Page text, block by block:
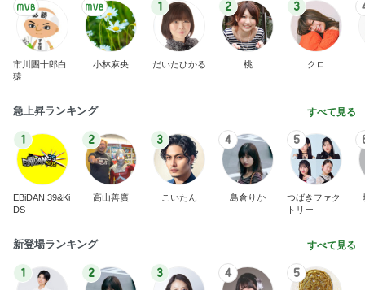
市川團十郎白
猿
小林麻央
1
だいたひかる
2
桃
3
クロ
急上昇ランキング すべて見る
1
EBiDAN 39&Ki
DS
2
高山善廣
3
こいたん
4
島倉りか
5
つばきファク
トリー
新登場ランキング すべて見る
1 2 3 4 5